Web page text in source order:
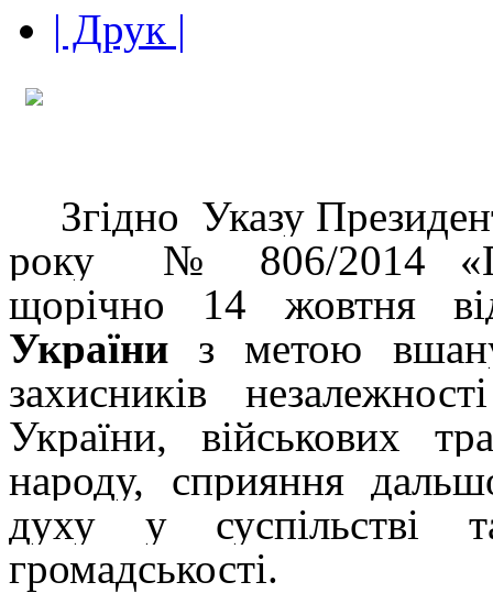
| Друк |
Згідно Указу
року
№ 806/2014
щорічно 14 жовтня
України зметою
захисників
України, військових
народу, сприяння
духу у суспільстві
громадськості.